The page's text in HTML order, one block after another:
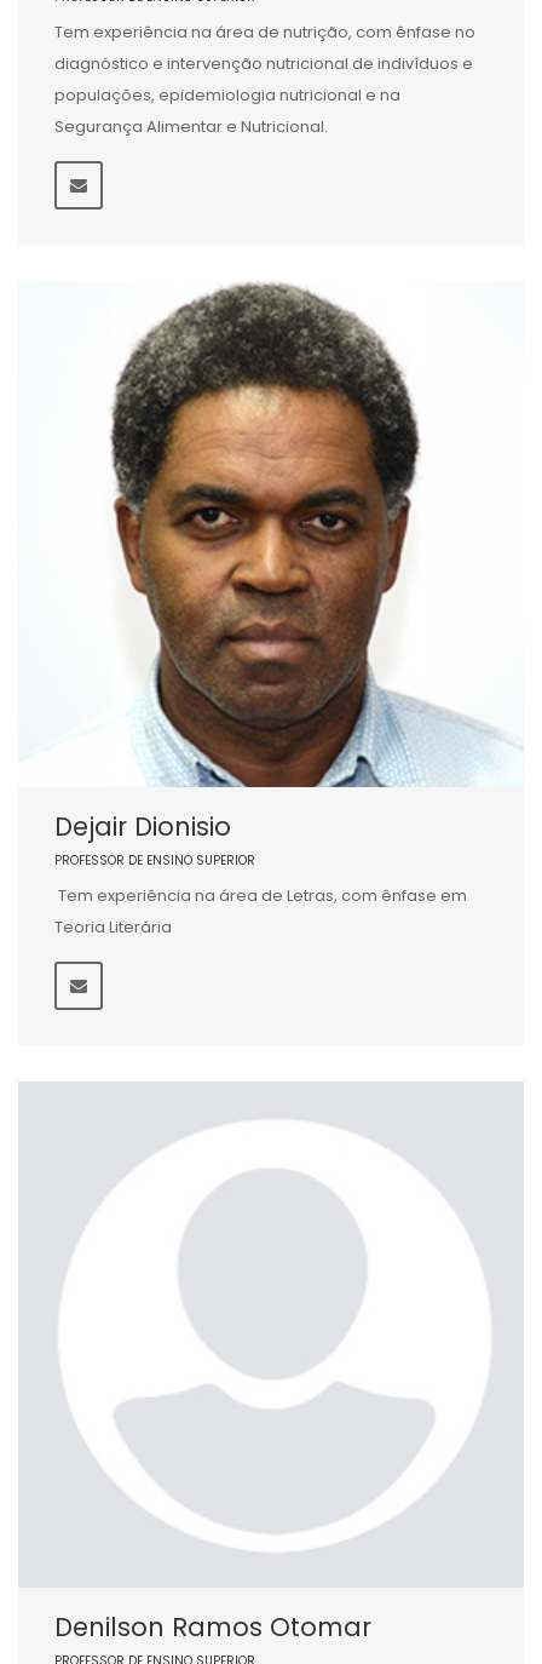
Tem experiência na área de nutrição, com ênfase no
diagnóstico e intervenção nutricional de indivíduos e
populações, epidemiologia nutricional e na
Segurança Alimentar e Nutricional.
Dejair Dionisio
PROFESSOR DE ENSINO SUPERIOR
Tem experiência na área de Letras, com ênfase em
Teoria Literária
Denilson Ramos Otomar